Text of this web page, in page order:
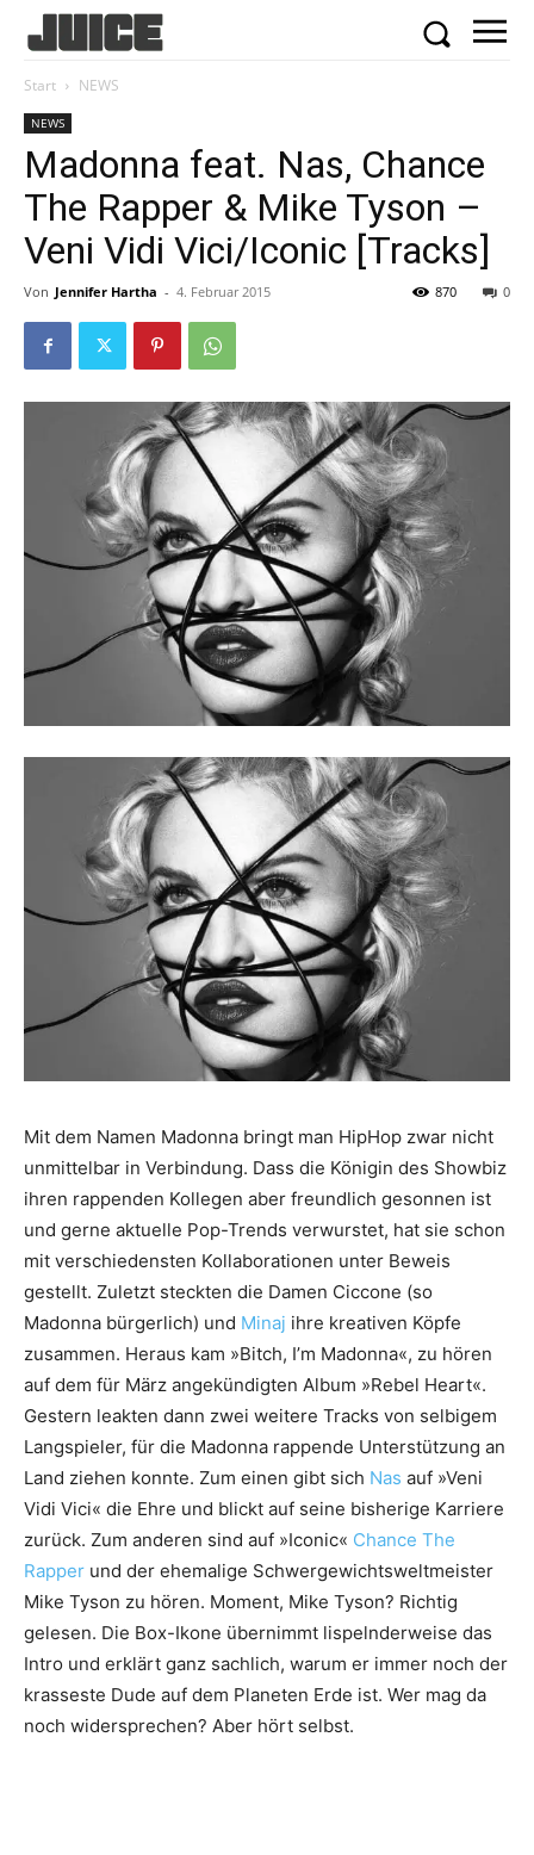
Start NEWS
NEWS
Madonna feat. Nas, Chance
The Rapper & Mike Tyson –
Veni Vidi Vici/Iconic [Tracks]
Von Jennifer Hartha - 4. Februar 2015 0
870
Mit dem Namen Madonna bringt man HipHop zwar nicht
unmittelbar in Verbindung. Dass die Königin des Showbiz
ihren rappenden Kollegen aber freundlich gesonnen ist
und gerne aktuelle Pop-Trends verwurstet, hat sie schon
mit verschiedensten Kollaborationen unter Beweis
gestellt. Zuletzt steckten die Damen Ciccone (so
Madonna bürgerlich) und Minaj ihre kreativen Köpfe
zusammen. Heraus kam »Bitch, I’m Madonna«, zu hören
auf dem für März angekündigten Album »Rebel Heart«.
Gestern leakten dann zwei weitere Tracks von selbigem
Langspieler, für die Madonna rappende Unterstützung an
Land ziehen konnte. Zum einen gibt sich Nas auf »Veni
Vidi Vici« die Ehre und blickt auf seine bisherige Karriere
zurück. Zum anderen sind auf »Iconic« Chance The
Rapper und der ehemalige Schwergewichtsweltmeister
Mike Tyson zu hören. Moment, Mike Tyson? Richtig
gelesen. Die Box-Ikone übernimmt lispelnderweise das
Intro und erklärt ganz sachlich, warum er immer noch der
krasseste Dude auf dem Planeten Erde ist. Wer mag da
noch widersprechen? Aber hört selbst.